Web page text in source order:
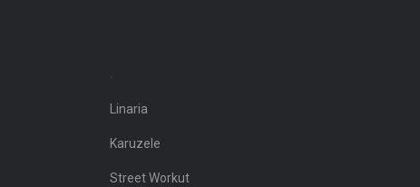
Linaria
Karuzele
Street Workut